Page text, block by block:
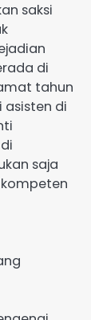
saksi
di
tahun
di
saja